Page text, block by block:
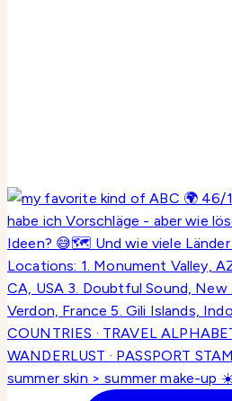
summer skin > summer make-up